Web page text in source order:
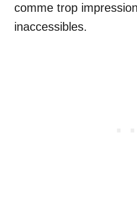
comme trop
inaccessibles.